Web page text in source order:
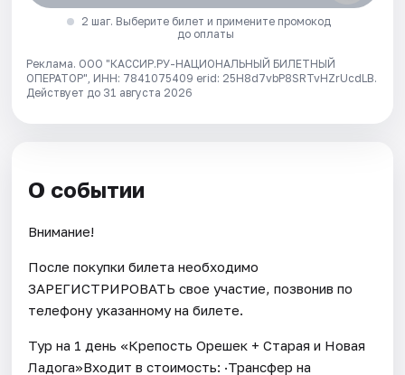
2 шаг. Выберите билет и примените промокод
до оплаты
Реклама. ООО "КАССИР.РУ-НАЦИОНАЛЬНЫЙ БИЛЕТНЫЙ
ОПЕРАТОР", ИНН: 7841075409 erid: 25H8d7vbP8SRTvHZrUcdLB.
Действует до 31 августа 2026
О событии
Внимание!
После покупки билета необходимо
ЗАРЕГИСТРИРОВАТЬ свое участие, позвонив по
телефону указанному на билете.
Тур на 1 день «Крепость Орешек + Старая и Новая
Ладога»Входит в стоимость: ·Трансфер на